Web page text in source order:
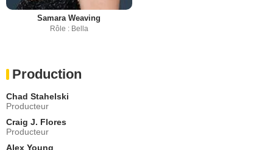
Samara Weaving
Rôle : Bella
Production
Chad Stahelski
Producteur
Craig J. Flores
Producteur
Alex Young